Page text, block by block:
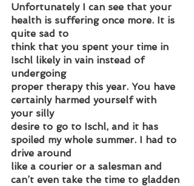
Unfortunately I can see that your
health is suffering once more. It is
quite sad to
think that you spent your time in
Ischl likely in vain instead of
undergoing
proper therapy this year. You have
certainly harmed yourself with
your silly
desire to go to Ischl, and it has
spoiled my whole summer. I had to
drive around
like a courier or a salesman and
can’t even take the time to gladden